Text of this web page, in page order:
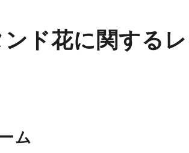
ド花に関する
ム